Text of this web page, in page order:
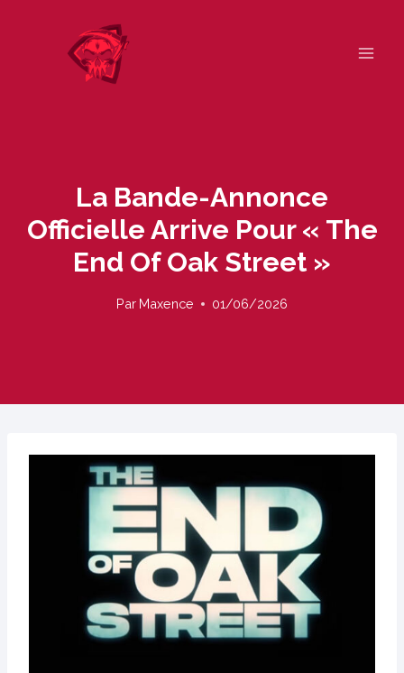
La Bande-Annonce
Officielle Arrive Pour « The
End Of Oak Street »
Par Maxence 01/06/2026